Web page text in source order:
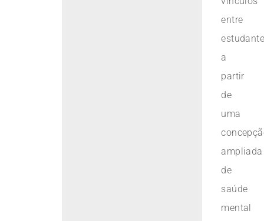
entre
a
partir
de
uma
ampliada
de
saúde
mental